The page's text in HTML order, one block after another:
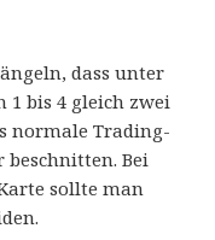
dass unter
1 bis 4 gleich zwei
normale Trading-
beschnitten. Bei
sollte man